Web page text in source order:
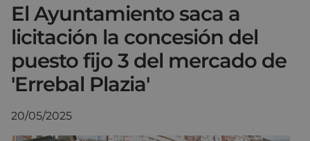
El Ayuntamiento saca a
licitación la concesión del
puesto fijo 3 del mercado de
'Errebal Plazia'
20/05/2025